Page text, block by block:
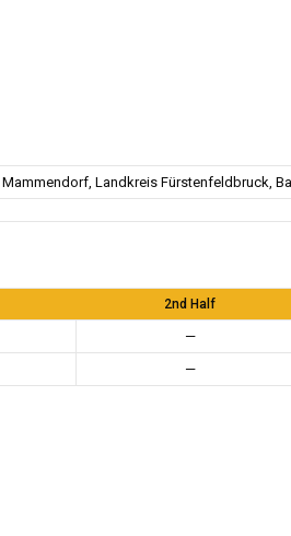
Landkreis Fürstenfeldbruck,
2nd Half
—
—